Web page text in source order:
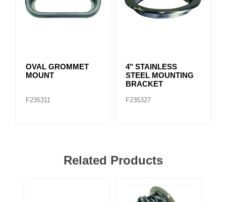
OVAL GROMMET
MOUNT
F235311
4" STAINLESS
STEEL MOUNTING
BRACKET
F235327
Related Products